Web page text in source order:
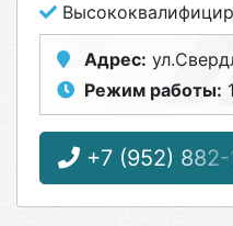
Адрес:
Режим работы:
+7 (952) 882-